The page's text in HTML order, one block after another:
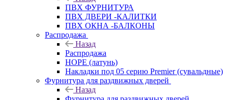
ПВХ ФУРНИТУРА
ПВХ ДВЕРИ -КАЛИТКИ
ПВХ ОКНА -БАЛКОНЫ
Распродажа
Назад
Распродажа
HOPE (латунь)
Накладки под 05 серию Premier (сувальдные)
Фурнитура для раздвижных дверей
Назад